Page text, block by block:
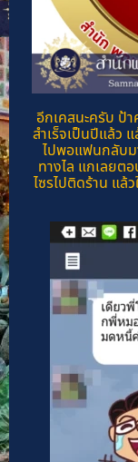
อีกเคสนะครับ ป้
สำเร็จเป็นปีแล้ว
ไปพอแฟนกลับ
ทางไล แกเลยต
ไซรไปติดร้าน แ